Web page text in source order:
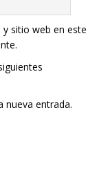
sitio web en este
nueva entrada.